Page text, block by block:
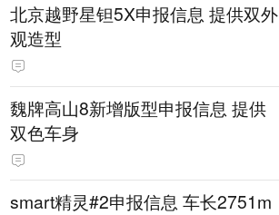
北京越野星钽5X申报信息 提供双外
观造型
魏牌高山8新增版型申报信息 提供
双色车身
smart精灵#2申报信息 车长2751m